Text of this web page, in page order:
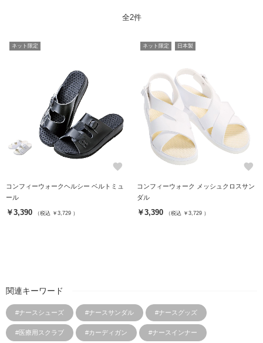
全2件
ネット限定
favorite
コンフィーウォークヘルシー ベルトミュ
ール
￥3,390 （税込 ￥3,729 ）
ネット限定 日本製
favorite
コンフィーウォーク メッシュクロスサン
ダル
￥3,390 （税込 ￥3,729 ）
関連キーワード
#ナースシューズ #ナースサンダル #ナースグッズ
#医療用スクラブ #カーディガン #ナースインナー